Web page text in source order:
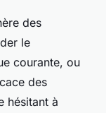
des
le
courante, ou
des
hésitant à